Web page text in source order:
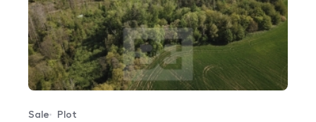
Sale Plot